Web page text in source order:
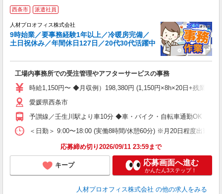
西条市 派遣社員
人材プロオフィス株式会社
9時始業／要事務経験1年以上／冷暖房完備／
土日祝休み／年間休日127日／20代30代活躍中
工場内事務所での受注管理やアフターサービスの事務
時給1,150円〜 ◆月収例）198,380円 (1,150円×8h×20日+残業
愛媛県西条市
予讃線／壬生川駅より車10分 ◆車・バイク・自転車通勤OK
＜日勤＞ 9:00〜18:00 (実働8時間/休憩60分) ※月20日程度出勤
応募締め切り2026/09/11 23:59まで
キープ 応募画面へ進む
かんたん3ステップ！
人材プロオフィス株式会社 の他の求人をみる